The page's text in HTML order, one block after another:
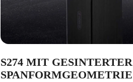
S274 MIT GESINTERTER
SPANFORMGEOMETRIE